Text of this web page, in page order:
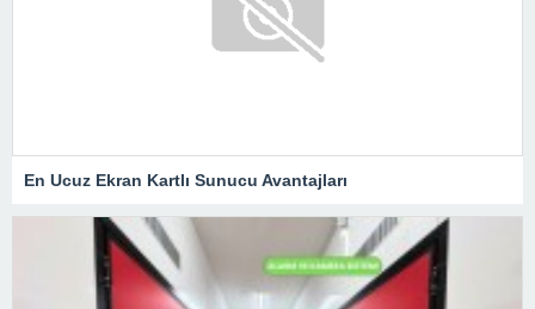
En Ucuz Ekran Kartlı Sunucu Avantajları